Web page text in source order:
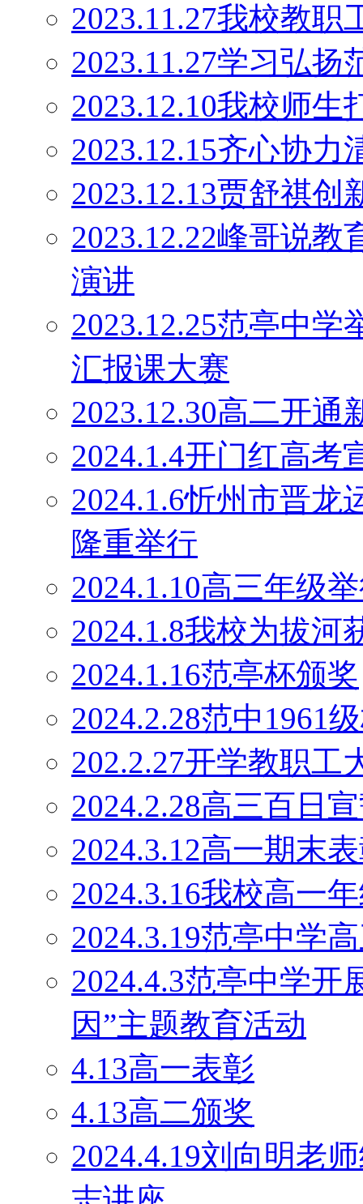
2023.11.27我校教
2023.11.27学习弘
2023.12.10我校师生
2023.12.15齐心协力
2023.12.13贾舒祺创
2023.12.22峰哥说
演讲
2023.12.25范亭中学
汇报课大赛
2023.12.30高二开通
2024.1.4开门红高考
2024.1.6忻州市晋龙
隆重举行
2024.1.10高三年级
2024.1.8我校为拔河
2024.1.16范亭杯颁奖
2024.2.28范中1961
202.2.27开学教职工
2024.2.28高三百日
2024.3.12高一期末
2024.3.16我校高一
2024.3.19范亭中学
2024.4.3范亭中学开
因”主题教育活动
4.13高一表彰
4.13高二颁奖
2024.4.19刘向明老